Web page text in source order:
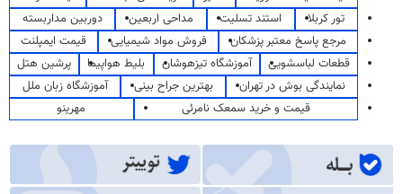
تور کربلا
استند تسلیت مداحی اربعین
دوربین مداربسته
مرجع پاسخ معتبر پزشکان
فروش مواد شیمیایی
قیمت ایمپلنت
قطعات لباسشویی
آموزشگاه تیزهوشان بلیط هواپیما
پرشین هتل
نمایندگی بوش در تهران
بهترین جراح بینی
آموزشگاه زبان ملل
قیمت و خرید سمعک نامرئی
مهرینو